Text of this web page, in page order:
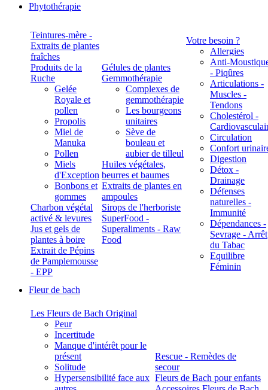
Phytothérapie
Teintures-mère -
Extraits de plantes
fraîches
Produits de la
Ruche
Gelée
Royale et
pollen
Propolis
Miel de
Manuka
Pollen
Miels
d'Exception
Bonbons et
gommes
Charbon végétal
activé & levures
Jus et gels de
plantes à boire
Extrait de Pépins
de Pamplemousse
- EPP
Gélules de plantes
Gemmothérapie
Complexes de
gemmothérapie
Les bourgeons
unitaires
Sève de
bouleau et
aubier de tilleul
Huiles végétales,
beurres et baumes
Extraits de plantes en
ampoules
Sirops de l'herboriste
SuperFood -
Superaliments - Raw
Food
Votre besoin ?
Allergies
Anti-
- Piqûres
Articulations -
Muscles -
Tendons
Cholestérol -
Circulation
Confort
Digestion
Détox -
Drainage
Défenses
naturelles -
Immunité
Dépendances -
Sevrage - Arrêt
du Tabac
Equilibre
Féminin
Fleur de bach
Les Fleurs de Bach Original
Peur
Incertitude
Manque d'intérêt pour le
présent
Solitude
Hypersensibilité face aux
Rescue - Remèdes de
secour
Fleurs de Bach pour enfants